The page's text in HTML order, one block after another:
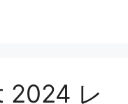
2024 レ